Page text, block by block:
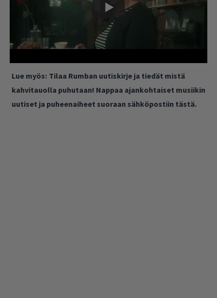
Lue myös: Tilaa Rumban uutiskirje ja tiedät mistä
kahvitauolla puhutaan! Nappaa ajankohtaiset musiikin
uutiset ja puheenaiheet suoraan sähköpostiin tästä.